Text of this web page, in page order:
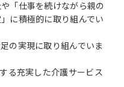
「仕事を続けながら親の
に積極的に取り組んでい
の実現に取り組んでいま
る充実した介護サービス